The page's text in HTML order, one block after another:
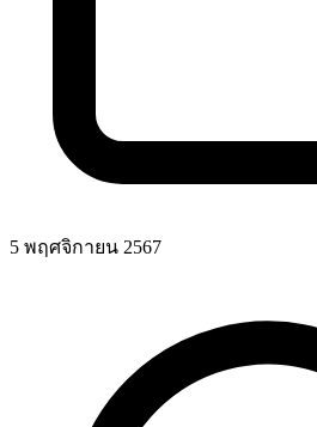
5 พฤศจิกายน 2567